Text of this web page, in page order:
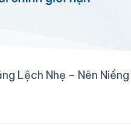
Lệch Nhẹ – Nên